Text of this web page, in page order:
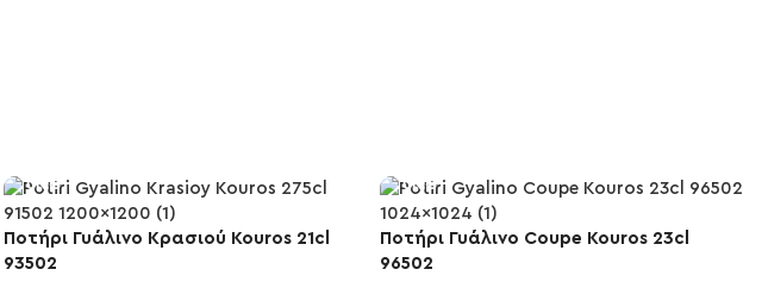
-30%
Ποτήρι Γυάλινο Κρασιού Kouros 21cl
93502
-30%
Ποτήρι Γυάλινο Coupe Kouros 23cl
96502